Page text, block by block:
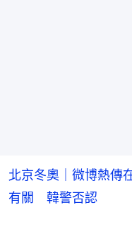
北京冬奧｜微博熱傳
有關 韓警否認